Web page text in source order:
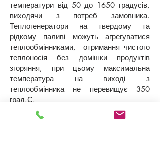
температури від 50 до 1650 градусів,
виходячи з потреб замовника.
Теплогенератори на твердому та
рідкому паливі можуть агрегуватися
теплообмінниками, отримання чистого
теплоносія без домішки продуктів
згоряння, при цьому максимальна
температура на виході з
теплообмінника не перевищує 350
град.С.
Проводимо модернізацію та заміну
теплогенераторів на природному газі